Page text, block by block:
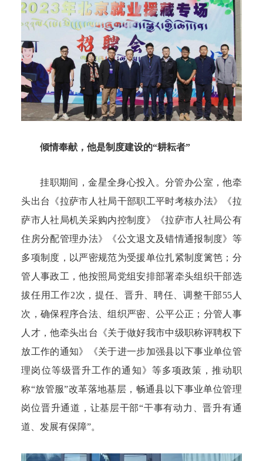
倾情奉献，他是制度建设的“耕耘者”
挂职期间，金星全身心投入。分管办公室，他牵
头出台《拉萨市人社局干部职工平时考核办法》《拉
萨市人社局机关采购内控制度》《拉萨市人社局公有
住房分配管理办法》《公文退文及错情通报制度》等
多项制度，以严密规范为受援单位扎紧制度篱笆；分
管人事政工，他按照局党组安排部署牵头组织干部选
拔任用工作2次，提任、晋升、聘任、调整干部55人
次，确保程序合法、组织严密、公平公正；分管人事
人才，他牵头出台《关于做好我市中级职称评聘权下
放工作的通知》《关于进一步加强县以下事业单位管
理岗位等级晋升工作的通知》等多项政策，推动职
称“放管服”改革落地基层，畅通县以下事业单位管理
岗位晋升通道，让基层干部“干事有动力、晋升有通
道、发展有保障”。